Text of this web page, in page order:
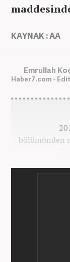
KAYNAK : AA
Emrullah
Haber7.com -
bölümünden